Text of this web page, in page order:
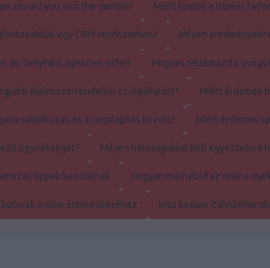
should you visit the dentist? Miért fontos a hiteles
egy CRM rendszerben? Milyen
do OnlyFans agencies offer? Hogyan reklámozd a
élelmiszerrendelési szolgáltatást? Miért érdemes
vállalkozás és a cégalapítás között? Miért érdemes
ügynökséget? Milyen hatóságokkal kell egyeztetni a
tippek kezdőknek Hogyan mérheted az online
bútorok online értékesítéséhez Was kosten